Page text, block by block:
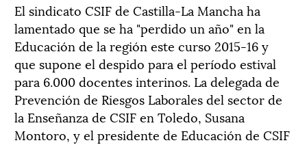
El sindicato CSIF de Castilla-La Mancha ha
lamentado que se ha "perdido un año" en la
Educación de la región este curso 2015-16 y
que supone el despido para el período estival
para 6.000 docentes interinos. La delegada de
Prevención de Riesgos Laborales del sector de
la Enseñanza de CSIF en Toledo, Susana
Montoro, y el presidente de Educación de CSIF